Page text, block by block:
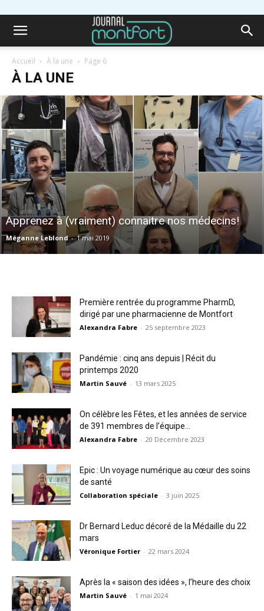
Accueil À la une Page 6
À LA UNE
Apprenez à (vraiment) connaitre nos médecins!
Méganne Leblond - 1 mai 2019
Première rentrée du programme PharmD,
dirigé par une pharmacienne de Montfort
Alexandra Fabre - 25 septembre 2023
Pandémie : cinq ans depuis | Récit du
printemps 2020
Martin Sauvé - 13 mars 2025
On célèbre les Fêtes, et les années de service
de 391 membres de l’équipe...
Alexandra Fabre - 20 Décembre 2023
Epic : Un voyage numérique au cœur des soins
de santé
Collaboration spéciale - 3 juin 2025
Dr Bernard Leduc décoré de la Médaille du 22
mars
Véronique Fortier - 22 mars 2024
Après la « saison des idées », l’heure des choix
Martin Sauvé - 1 mai 2024